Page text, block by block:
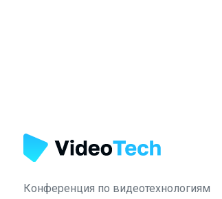
Конференция по видеотехнологиям